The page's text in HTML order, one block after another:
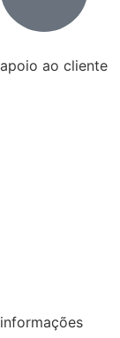
apoio ao cliente
informações